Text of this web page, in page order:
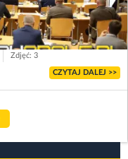
Zdjęć: 3
CZYTAJ DALEJ >>